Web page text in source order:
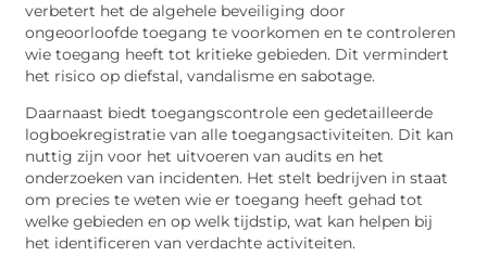
verbetert het de algehele beveiliging door
ongeoorloofde toegang te voorkomen en te controleren
wie toegang heeft tot kritieke gebieden. Dit vermindert
het risico op diefstal, vandalisme en sabotage.
Daarnaast biedt toegangscontrole een gedetailleerde
logboekregistratie van alle toegangsactiviteiten. Dit kan
nuttig zijn voor het uitvoeren van audits en het
onderzoeken van incidenten. Het stelt bedrijven in staat
om precies te weten wie er toegang heeft gehad tot
welke gebieden en op welk tijdstip, wat kan helpen bij
het identificeren van verdachte activiteiten.